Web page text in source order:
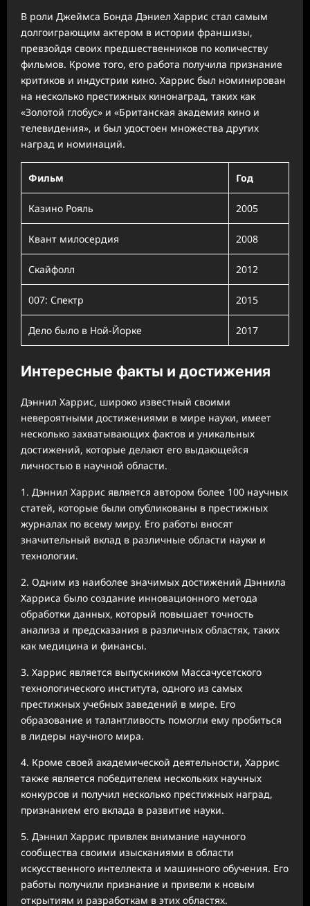
В роли Джеймса Бонда Дэниел Харрис стал самым
долгоиграющим актером в истории франшизы,
превзойдя своих предшественников по количеству
фильмов. Кроме того, его работа получила признание
критиков и индустрии кино. Харрис был номинирован
на несколько престижных кинонаград, таких как
«Золотой глобус» и «Британская академия кино и
телевидения», и был удостоен множества других
наград и номинаций.
Фильм Год
Казино Рояль 2005
Квант милосердия 2008
Скайфолл 2012
007: Спектр 2015
Дело было в Ной-Йорке 2017
Интересные факты и достижения
Дэннил Харрис, широко известный своими
невероятными достижениями в мире науки, имеет
несколько захватывающих фактов и уникальных
достижений, которые делают его выдающейся
личностью в научной области.
1. Дэннил Харрис является автором более 100 научных
статей, которые были опубликованы в престижных
журналах по всему миру. Его работы вносят
значительный вклад в различные области науки и
технологии.
2. Одним из наиболее значимых достижений Дэннила
Харриса было создание инновационного метода
обработки данных, который повышает точность
анализа и предсказания в различных областях, таких
как медицина и финансы.
3. Харрис является выпускником Массачусетского
технологического института, одного из самых
престижных учебных заведений в мире. Его
образование и талантливость помогли ему пробиться
в лидеры научного мира.
4. Кроме своей академической деятельности, Харрис
также является победителем нескольких научных
конкурсов и получил несколько престижных наград,
признанием его вклада в развитие науки.
5. Дэннил Харрис привлек внимание научного
сообщества своими изысканиями в области
искусственного интеллекта и машинного обучения. Его
работы получили признание и привели к новым
открытиям и разработкам в этих областях.